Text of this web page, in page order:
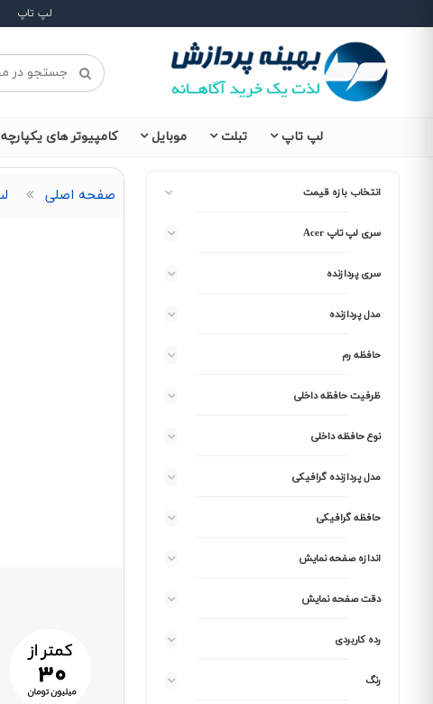
لپ تاپ
لپ تاپ تبلت موبایل کامپیوتر های یکپارچه
انتخاب بازه قیمت
سری لپ تاپ Acer
سری پردازنده
مدل پردازنده
حافظه رم
ظرفیت حافظه داخلی
نوع حافظه داخلی
مدل پردازنده گرافیکی
حافظه گرافیکی
اندازه صفحه نمایش
دقت صفحه نمایش
رده کاربردی
رنگ
صفحه اصلی